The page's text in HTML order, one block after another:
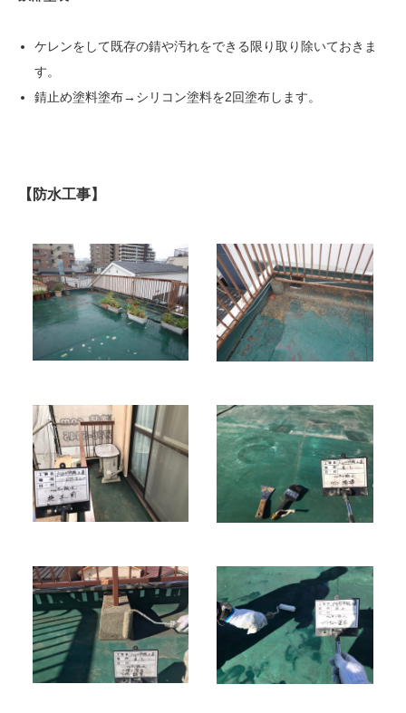
ケレンをして既存の錆や汚れをできる限り取り除いておきま
す。
錆止め塗料塗布→シリコン塗料を2回塗布します。
【防水工事】